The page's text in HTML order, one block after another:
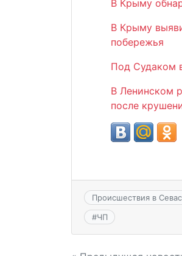
В Крыму
В Крыму
побережья
Под Судаком
В Ленинском
после
Происшествия в
#ЧП